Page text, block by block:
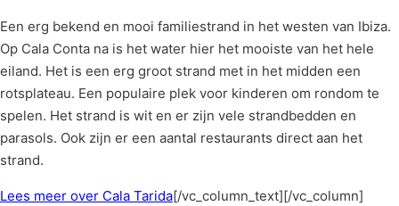
Een erg bekend en mooi familiestrand in het westen van Ibiza.
Op Cala Conta na is het water hier het mooiste van het hele
eiland. Het is een erg groot strand met in het midden een
rotsplateau. Een populaire plek voor kinderen om rondom te
spelen. Het strand is wit en er zijn vele strandbedden en
parasols. Ook zijn er een aantal restaurants direct aan het
strand.
Lees meer over Cala Tarida[/vc_column_text][/vc_column]